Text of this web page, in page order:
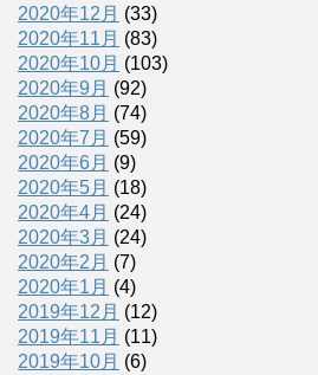
2020年12月 (33)
2020年11月 (83)
2020年10月 (103)
2020年9月 (92)
2020年8月 (74)
2020年7月 (59)
2020年6月 (9)
2020年5月 (18)
2020年4月 (24)
2020年3月 (24)
2020年2月 (7)
2020年1月 (4)
2019年12月 (12)
2019年11月 (11)
2019年10月 (6)